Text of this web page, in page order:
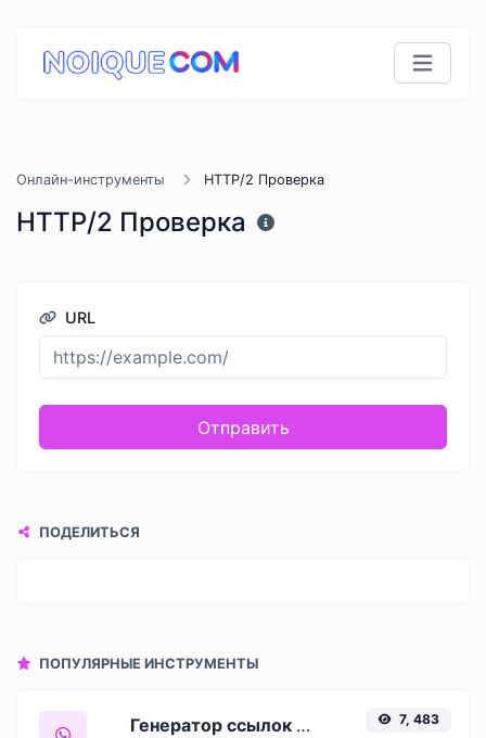
Онлайн-инструменты HTTP/2 Проверка
HTTP/2 Проверка
URL
Отправить
ПОДЕЛИТЬСЯ
ПОПУЛЯРНЫЕ ИНСТРУМЕНТЫ
Генератор ссылок WhatsApp 7, 483